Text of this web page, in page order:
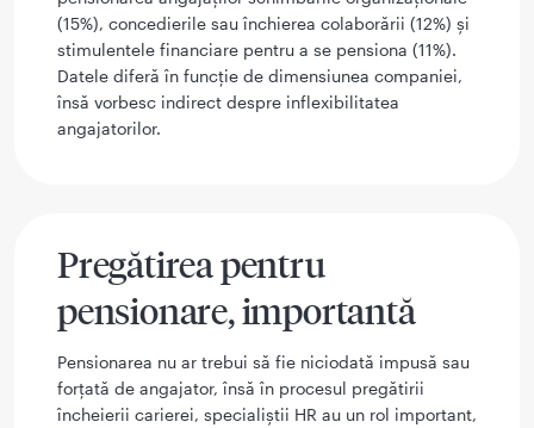
(15%), concedierile sau închierea colaborării (12%) și
stimulentele financiare pentru a se pensiona (11%).
Datele diferă în funcție de dimensiunea companiei,
însă vorbesc indirect despre inflexibilitatea
angajatorilor.
Pregătirea pentru
pensionare, importantă
Pensionarea nu ar trebui să fie niciodată impusă sau
forțată de angajator, însă în procesul pregătirii
încheierii carierei, specialiștii HR au un rol important,